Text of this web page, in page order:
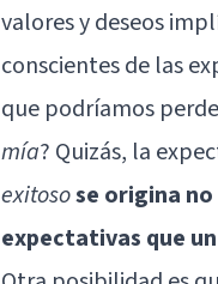
valores y deseos
conscientes de las
que podríamos
mía? Quizás, la
exitosose origina
expectativas que